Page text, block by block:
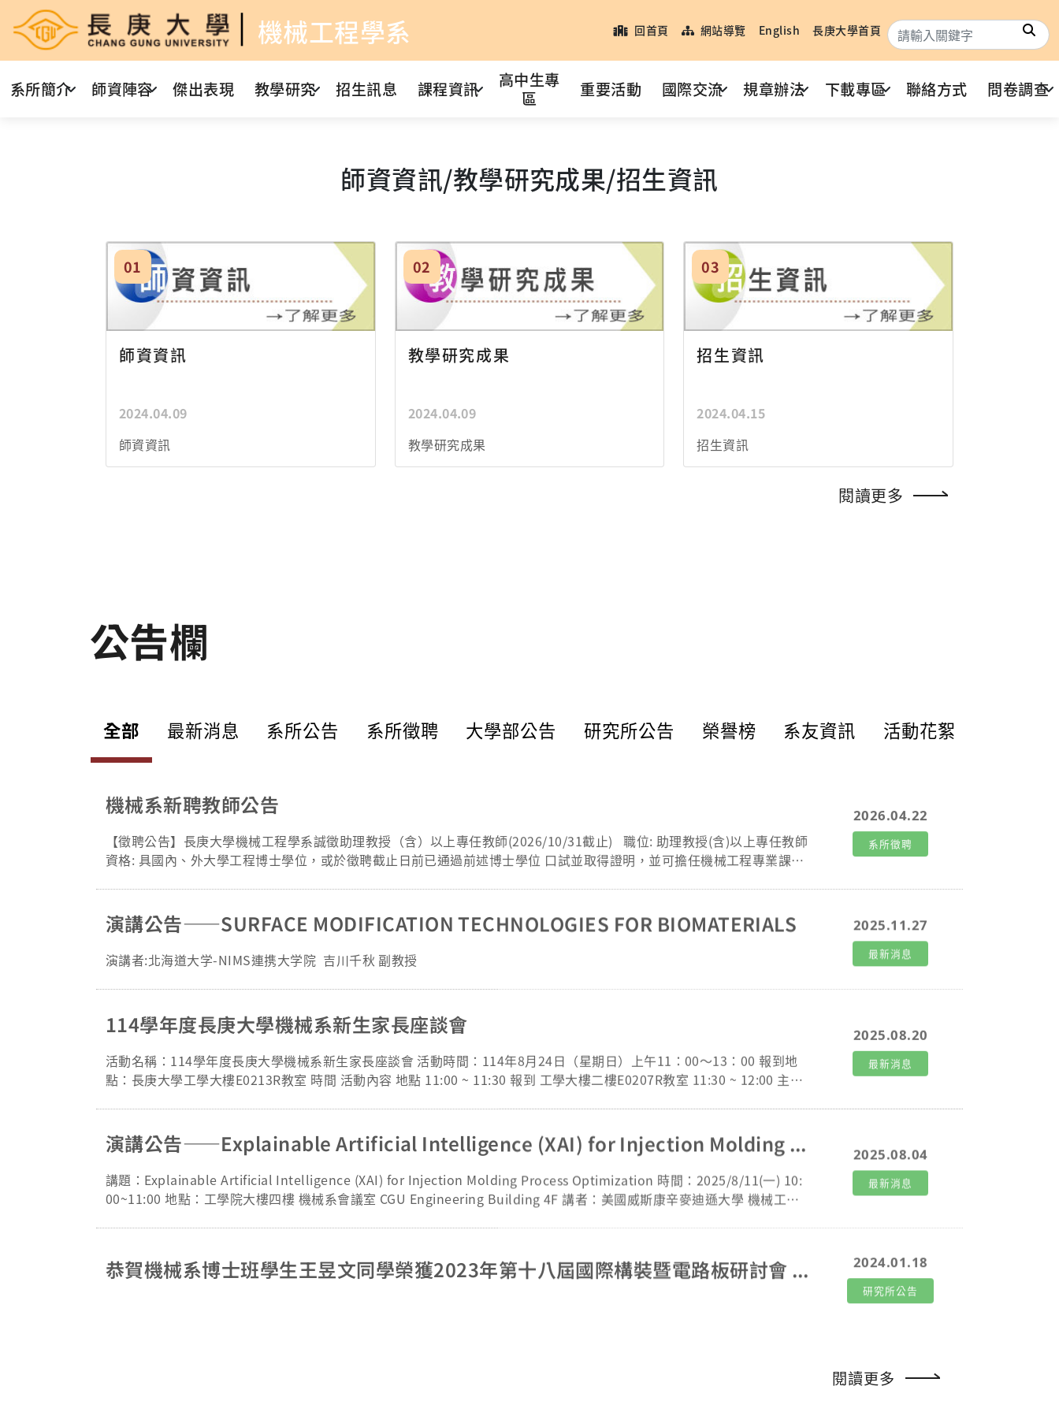
機械工程學系 回首頁 網站導覽 English 長庚大學首頁 搜尋
系所簡介 師資陣容 傑出表現 教學研究 招生訊息 課程資訊
高中生專
區
重要活動 國際交流 規章辦法 下載專區 聯絡方式 問卷調查
師資資訊/教學研究成果/招生資訊
01
師資資訊
2024.04.09
師資資訊
02
教學研究成果
2024.04.09
教學研究成果
03
招生資訊
2024.04.15
招生資訊
閱讀更多
公告欄
全部 最新消息 系所公告 系所徵聘 大學部公告 研究所公告 榮譽榜 系友資訊 活動花絮
機械系新聘教師公告
【徵聘公告】長庚大學機械工程學系誠徵助理教授（含）以上專任教師(2026/10/31截止) 職位: 助理教授(含)以上專任教師
資格: 具國內、外大學工程博士學位，或於徵聘截止日前已通過前述博士學位 口試並取得證明，並可擔任機械工程專業課
目錄：含期刊論文 (請註明是否為SCI期刊及Impact Factor)、參與或主持之研究計畫 (註明經費補助單位)、專利。 3. 博士
學位證書 (彩色影像)。 4. 大學及研究所成績單 (彩色影像)。 5. 未來研究計畫 (至多3頁)。 6. 教學計畫：可教授課程及
授課規劃/綱要 (至多3頁)。 收件截止日期： 1. 上述資料請將申請表及所附資料依序合併成為一個PDF檔，以電子郵件寄
至本校人事室林佳欣小姐信箱：chiahsin@mail.cgu.edu.tw 2. 信件標題為「應徵長庚大學機械系專任教師-姓名」。
3. 收件自即日起至115年10月31日截止。 起聘日期：視審查結果日期而定 (最快116年2月)。 審查通過者，將通知參加
機 5336 系所網址：https://www.cgu.edu.tw/me -- 長庚大學機械系秘書 洪彗文 電話: 03-2118800 分機5336 網址: http
2026.04.22
系所徵聘
演講公告——SURFACE MODIFICATION TECHNOLOGIES FOR BIOMATERIALS
演講者:北海道大学-NIMS連携大学院 吉川千秋 副教授
2025.11.27
最新消息
114學年度長庚大學機械系新生家長座談會
活動名稱：114學年度長庚大學機械系新生家長座談會 活動時間：114年8月24日（星期日）上午11：00～13：00 報到地
點：長庚大學工學大樓E0213R教室 時間 活動內容 地點 11:00 ~ 11:30 報到 工學大樓二樓E0207R教室 11:30 ~ 12:00 主任
gle/98egyHcGU8d9AymD9 (或掃瞄QR Code) 2.報名電話、電子郵件、傳真： 系別 聯絡人 電話（校內分機） E-mail 傳
真電話 機械系 洪彗文小姐 03-2118800分機5336 wen18@mail.cgu.edu.tw 03-2118668 *請於上班時間聯絡，本校上班
時間：週一至週五上午8：30～12：30及下午1：00～5：00。 長庚大學機械系114學年度【新生入學暨家長座談會】邀請
回條 新生資料 姓名： 學號： 參加意願 □參加，家長(家屬) 位、學生 位，合計 位。 □不克參加。
座談會
2025.08.20
最新消息
演講公告——Explainable Artificial Intelligence (XAI) for Injection Molding Process Optimization
講題：Explainable Artificial Intelligence (XAI) for Injection Molding Process Optimization 時間：2025/8/11(一) 10:
00~11:00 地點：工學院大樓四樓 機械系會議室 CGU Engineering Building 4F 講者：美國威斯康辛麥迪遜大學 機械工程
2025.08.04
最新消息
恭賀機械系博士班學生王昱文同學榮獲2023年第十八屆國際構裝暨電路板研討會 IMPACT 2023最佳學生論文獎 2024.01.18
研究所公告
閱讀更多